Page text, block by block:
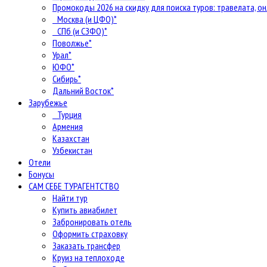
Промокоды 2026 на скидку для поиска туров: травелата,
Москва (и ЦФО)*
СПб (и СЗФО)*
Поволжье*
Урал*
ЮФО*
Сибирь*
Дальний Восток*
Зарубежье
Турция
Армения
Казахстан
Узбекистан
Отели
Бонусы
САМ СЕБЕ ТУРАГЕНТСТВО
Найти тур
Купить авиабилет
Забронировать отель
Оформить страховку
Заказать трансфер
Круиз на теплоходе